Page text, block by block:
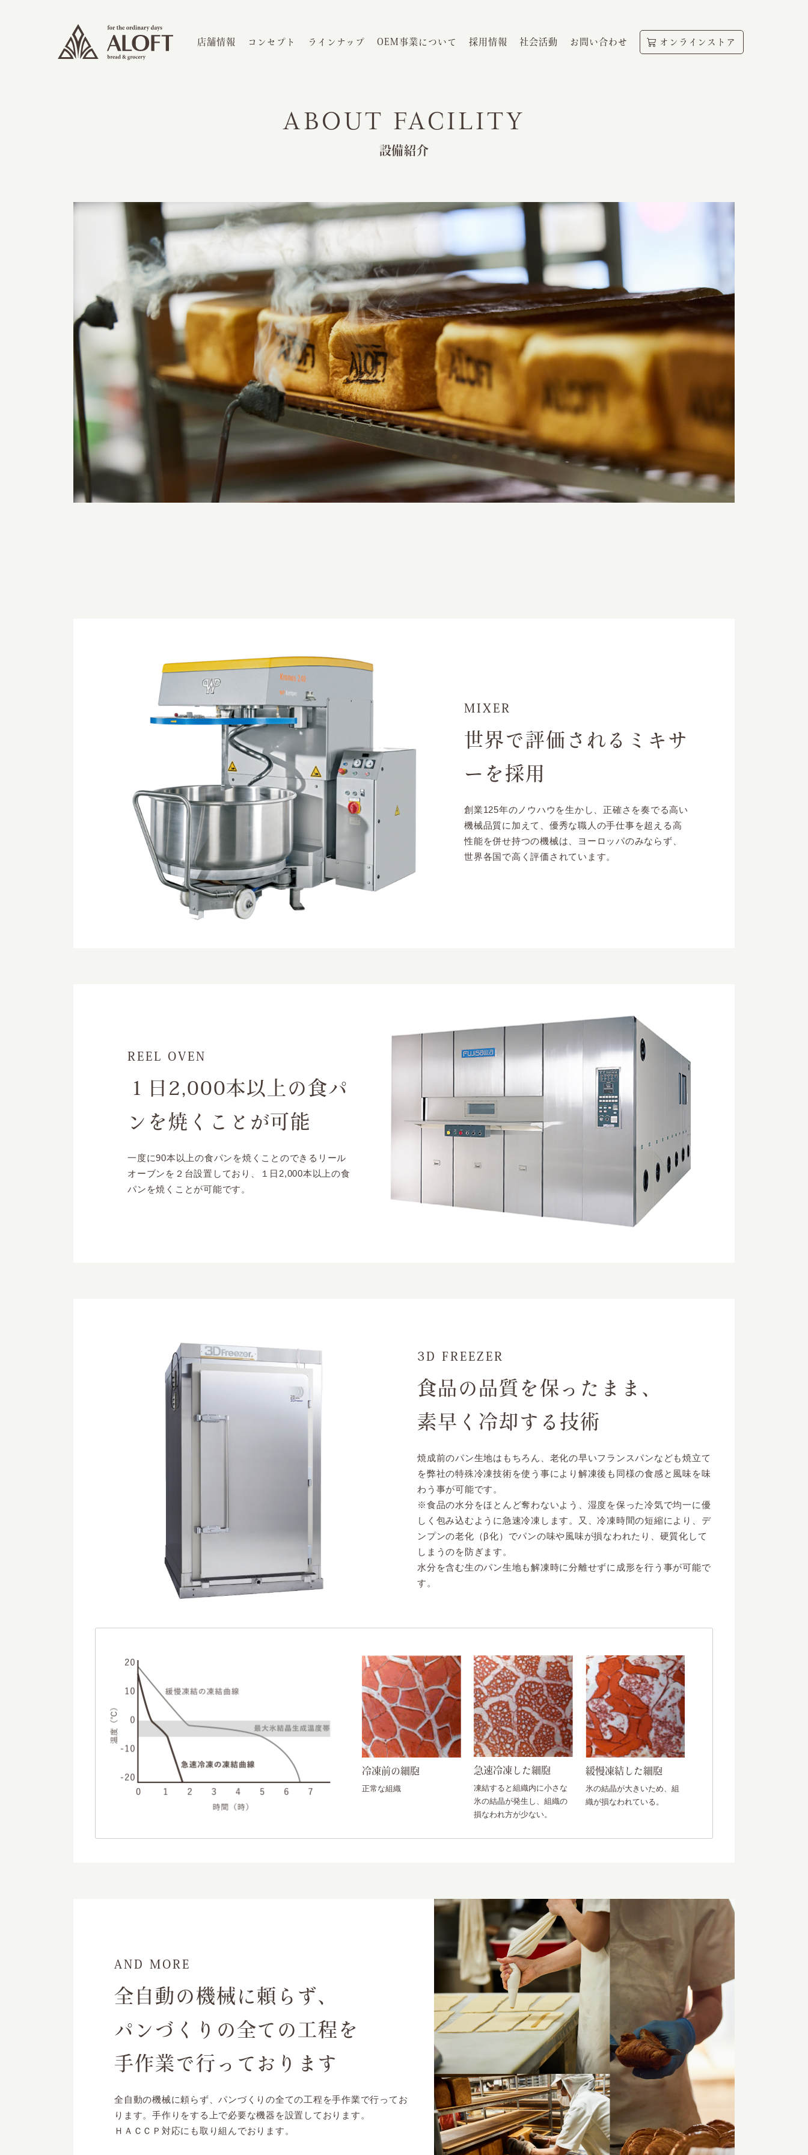
店舗情報 コンセプト ラインナップ OEM事業について 採用情報 社会活動 お問い合わせ オンラインストア
ABOUT FACILITY
設備紹介
MIXER
世界で評価されるミキサ
ーを採用
創業125年のノウハウを生かし、正確さを奏でる高い
機械品質に加えて、優秀な職人の手仕事を超える高
性能を併せ持つの機械は、ヨーロッパのみならず、
世界各国で高く評価されています。
REEL OVEN
１日2,000本以上の食パ
ンを焼くことが可能
一度に90本以上の食パンを焼くことのできるリール
オーブンを２台設置しており、１日2,000本以上の食
パンを焼くことが可能です。
3D FREEZER
食品の品質を保ったまま、
素早く冷却する技術
焼成前のパン生地はもちろん、老化の早いフランスパンなども焼立て
を弊社の特殊冷凍技術を使う事により解凍後も同様の食感と風味を味
わう事が可能です。
※食品の水分をほとんど奪わないよう、湿度を保った冷気で均一に優
しく包み込むように急速冷凍します。又、冷凍時間の短縮により、デ
ンプンの老化（β化）でパンの味や風味が損なわれたり、硬質化して
しまうのを防ぎます。
水分を含む生のパン生地も解凍時に分離せずに成形を行う事が可能で
す。
冷凍前の細胞
正常な組織
急速冷凍した細胞
凍結すると組織内に小さな
氷の結晶が発生し、組織の
損なわれ方が少ない。
緩慢凍結した細胞
氷の結晶が大きいため、組
織が損なわれている。
AND MORE
全自動の機械に頼らず、
パンづくりの全ての工程を
手作業で行っております
全自動の機械に頼らず、パンづくりの全ての工程を手作業で行ってお
ります。手作りをする上で必要な機器を設置しております。
ＨＡＣＣＰ対応にも取り組んでおります。